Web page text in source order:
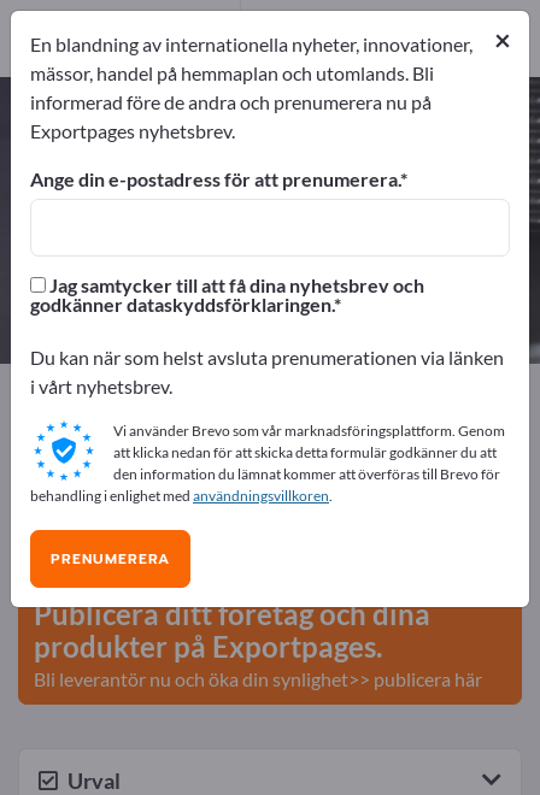
Trädelar – hitta tillverkare och
leverantörer
Distributörer
1
Tillverkare5
Distributörer
Exportpages Komponenter & Delar
Trädelar
Annonsera gratis på Exportpages!
Behov – Erbjudanden – Begagnade varor –
Affärskontakter >> börja här
Publicera ditt företag och dina
produkter på Exportpages.
Bli leverantör nu och öka din synlighet>> publicera här
Urval
×
En blandning av internationella nyheter, innovationer,
mässor, handel på hemmaplan och utomlands. Bli
informerad före de andra och prenumerera nu på
Exportpages nyhetsbrev.
Ange din e-postadress för att prenumerera.
Jag samtycker till att få dina nyhetsbrev och
godkänner dataskyddsförklaringen.
Du kan när som helst avsluta prenumerationen via länken
i vårt nyhetsbrev.
Vi använder Brevo som vår marknadsföringsplattform. Genom
att klicka nedan för att skicka detta formulär godkänner du att
den information du lämnat kommer att överföras till Brevo för
behandling i enlighet med användningsvillkoren.
PRENUMERERA